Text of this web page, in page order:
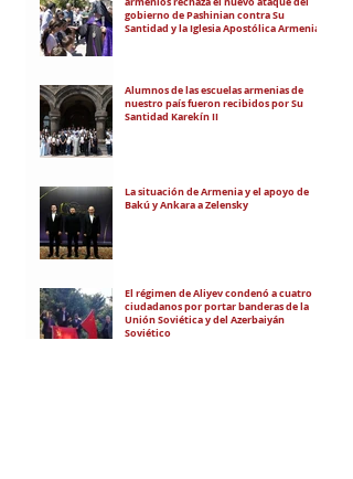
gobierno de Pashinian contra Su
Santidad y la Iglesia Apostólica Armenia
Alumnos de las escuelas armenias de
nuestro país fueron recibidos por Su
Santidad Karekín II
La situación de Armenia y el apoyo de
Bakú y Ankara a Zelensky
El régimen de Aliyev condenó a cuatro
ciudadanos por portar banderas de la
Unión Soviética y del Azerbaiyán
Soviético